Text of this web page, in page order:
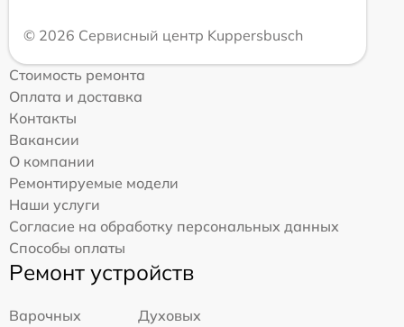
© 2026 Сервисный центр Kuppersbusch
Стоимость ремонта
Оплата и доставка
Контакты
Вакансии
О компании
Ремонтируемые модели
Наши услуги
Согласие на обработку персональных данных
Способы оплаты
Ремонт устройств
Варочных
Духовых